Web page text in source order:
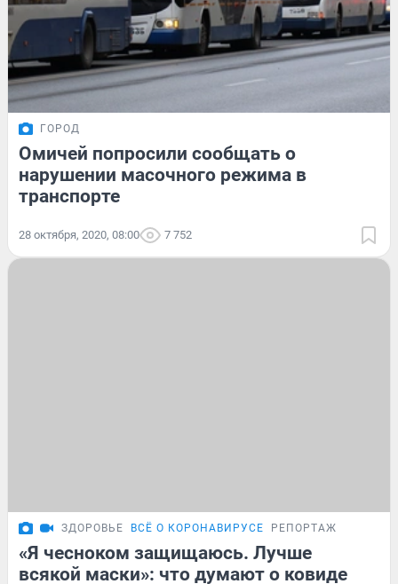
ГОРОД
Омичей попросили сообщать о
нарушении масочного режима в
транспорте
28 октября, 2020, 08:00 7 752
ЗДОРОВЬЕ ВСЁ О КОРОНАВИРУСЕ РЕПОРТАЖ
«Я чесноком защищаюсь. Лучше
всякой маски»: что думают о ковиде